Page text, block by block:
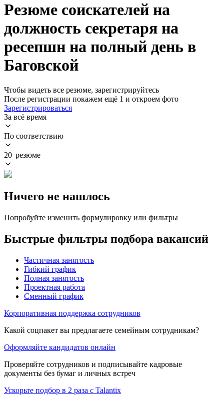
Резюме соискателей на
должность секретаря на
ресепшн на полный день в
Баговской
Чтобы видеть все резюме, зарегистрируйтесь
После регистрации покажем ещё 1 и откроем фото
Зарегистрироваться
За всё время
По соответствию
20 резюме
Ничего не нашлось
Попробуйте изменить формулировку или фильтры
Быстрые фильтры подбора вакансий
Частичная занятость
Гибкий график
Полная занятость
Проектная работа
Сменный график
Корпоративная поддержка сотрудников
Какой соцпакет вы предлагаете семейным сотрудникам?
Оформляйте кандидатов онлайн
Проверяйте сотрудников и подписывайте кадровые
документы без бумаг и личных встреч
Ускорьте подбор в 2 раза с Talantix